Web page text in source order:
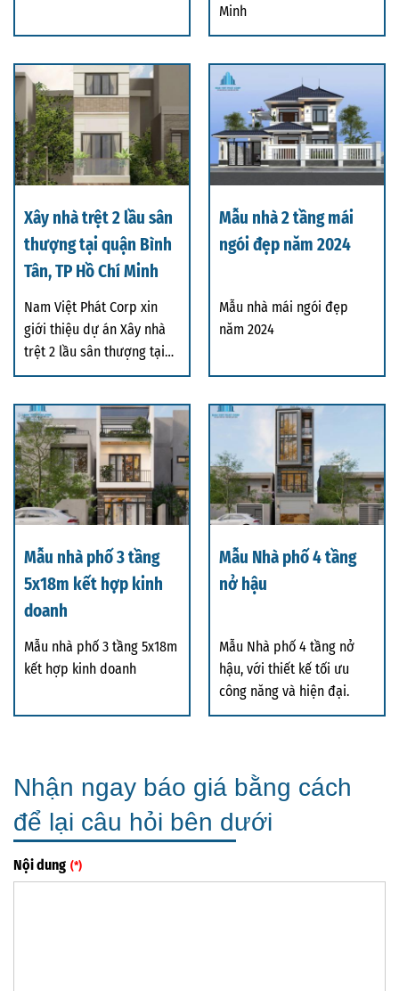
Minh
Xây nhà trệt 2 lầu sân
thượng tại quận Bình
Tân, TP Hồ Chí Minh
Nam Việt Phát Corp xin
giới thiệu dự án Xây nhà
trệt 2 lầu sân thượng tại
quận Bình T
Mẫu nhà 2 tầng mái
ngói đẹp năm 2024
Mẫu nhà mái ngói đẹp
năm 2024
Mẫu nhà phố 3 tầng
5x18m kết hợp kinh
doanh
Mẫu nhà phố 3 tầng 5x18m
kết hợp kinh doanh
Mẫu Nhà phố 4 tầng
nở hậu
Mẫu Nhà phố 4 tầng nở
hậu, với thiết kế tối ưu
công năng và hiện đại.
Nhận ngay báo giá bằng cách
để lại câu hỏi bên dưới
Nội dung